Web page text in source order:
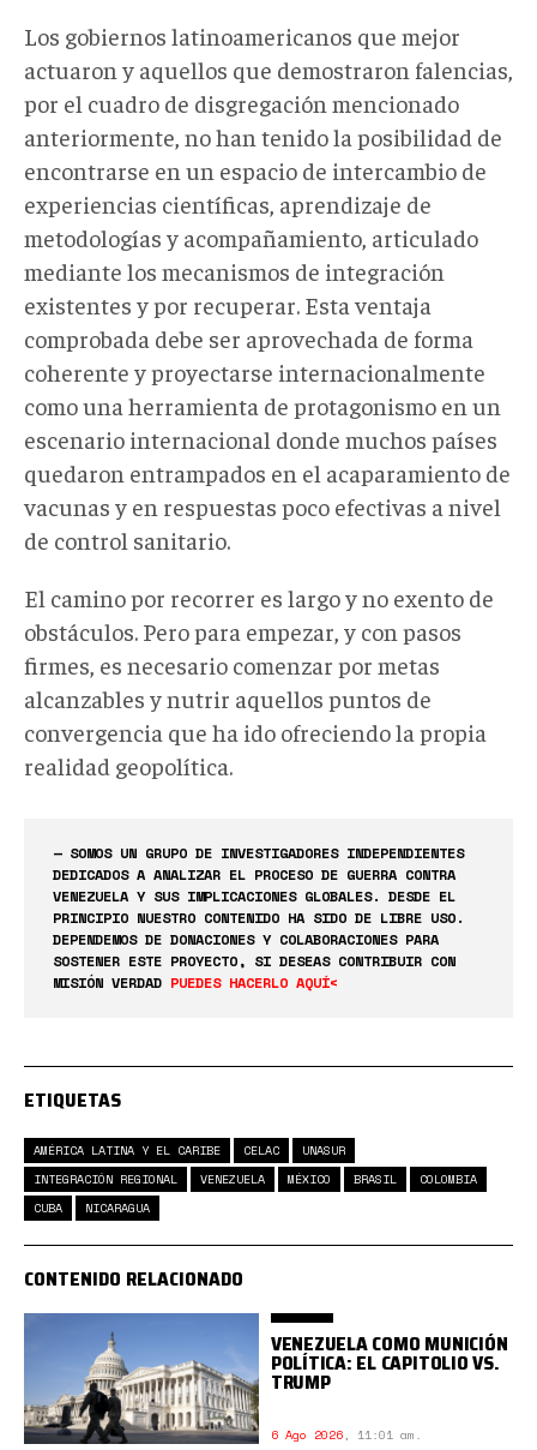
Los gobiernos latinoamericanos que mejor
actuaron y aquellos que demostraron falencias,
por el cuadro de disgregación mencionado
anteriormente, no han tenido la posibilidad de
encontrarse en un espacio de intercambio de
experiencias científicas, aprendizaje de
metodologías y acompañamiento, articulado
mediante los mecanismos de integración
existentes y por recuperar. Esta ventaja
comprobada debe ser aprovechada de forma
coherente y proyectarse internacionalmente
como una herramienta de protagonismo en un
escenario internacional donde muchos países
quedaron entrampados en el acaparamiento de
vacunas y en respuestas poco efectivas a nivel
de control sanitario.
El camino por recorrer es largo y no exento de
obstáculos. Pero para empezar, y con pasos
firmes, es necesario comenzar por metas
alcanzables y nutrir aquellos puntos de
convergencia que ha ido ofreciendo la propia
realidad geopolítica.
— SOMOS UN GRUPO DE INVESTIGADORES INDEPENDIENTES
DEDICADOS A ANALIZAR EL PROCESO DE GUERRA CONTRA
VENEZUELA Y SUS IMPLICACIONES GLOBALES. DESDE EL
PRINCIPIO NUESTRO CONTENIDO HA SIDO DE LIBRE USO.
DEPENDEMOS DE DONACIONES Y COLABORACIONES PARA
SOSTENER ESTE PROYECTO, SI DESEAS CONTRIBUIR CON
MISIÓN VERDAD PUEDES HACERLO AQUÍ<
ETIQUETAS
AMÉRICA LATINA Y EL CARIBE CELAC
UNASUR
INTEGRACIÓN REGIONAL
VENEZUELA MÉXICO BRASIL
COLOMBIA
CUBA
NICARAGUA
CONTENIDO RELACIONADO
VENEZUELA COMO MUNICIÓN
POLÍTICA: EL CAPITOLIO VS.
TRUMP
6 Ago 2026, 11:01 am.